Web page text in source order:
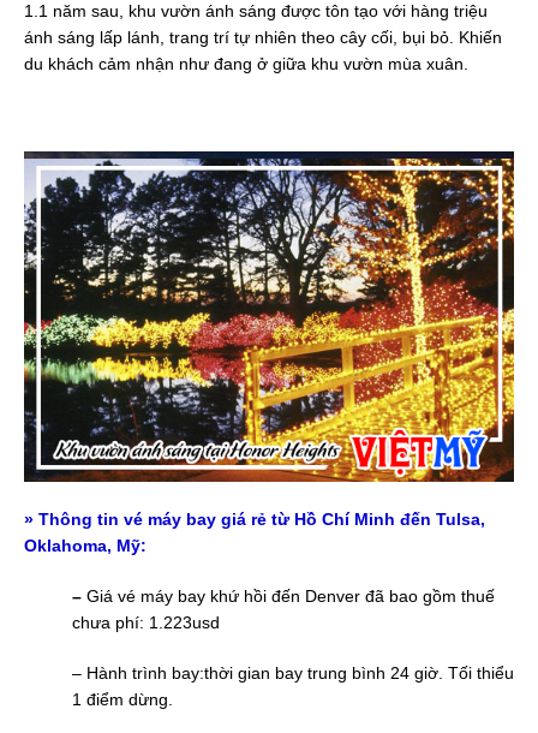
1.1 năm sau, khu vườn ánh sáng được tôn tạo với hàng triệu
ánh sáng lấp lánh, trang trí tự nhiên theo cây cối, bụi bỏ. Khiến
du khách cảm nhận như đang ở giữa khu vườn mùa xuân.
» Thông tin vé máy bay giá rẻ từ Hồ Chí Minh đến Tulsa,
Oklahoma, Mỹ:
– Giá vé máy bay khứ hồi đến Denver đã bao gồm thuế
chưa phí: 1.223usd
– Hành trình bay:thời gian bay trung bình 24 giờ. Tối thiểu
1 điểm dừng.